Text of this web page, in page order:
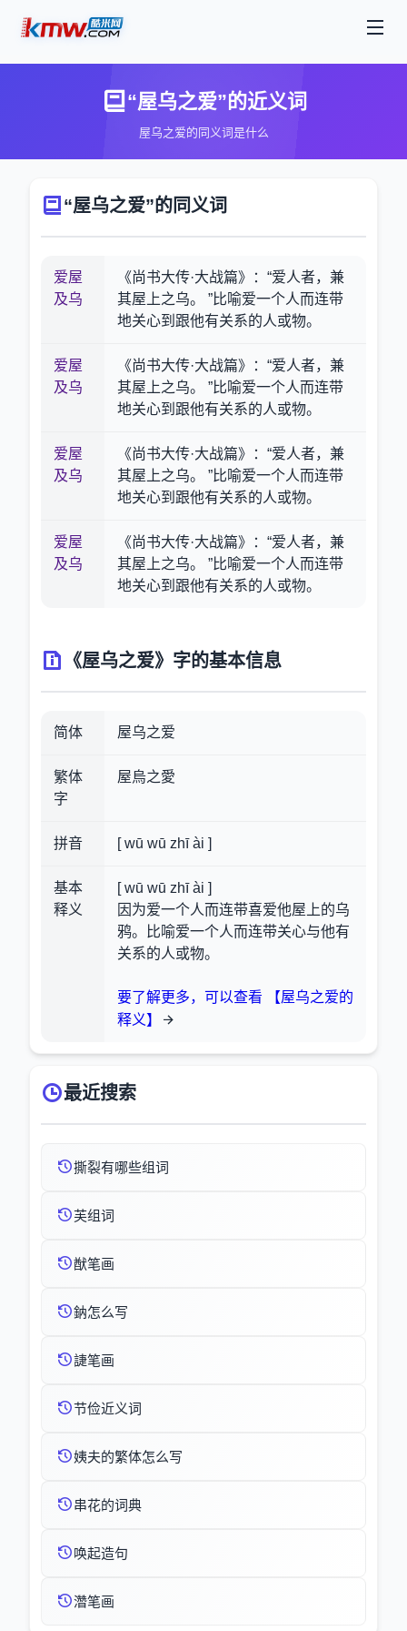
“屋乌之爱”的近义词
屋乌之爱的同义词是什么
“屋乌之爱”的同义词
爱屋
及乌
《尚书大传·大战篇》：“爱人者，兼
其屋上之乌。 ”比喻爱一个人而连带
地关心到跟他有关系的人或物。
爱屋
及乌
《尚书大传·大战篇》：“爱人者，兼
其屋上之乌。 ”比喻爱一个人而连带
地关心到跟他有关系的人或物。
爱屋
及乌
《尚书大传·大战篇》：“爱人者，兼
其屋上之乌。 ”比喻爱一个人而连带
地关心到跟他有关系的人或物。
爱屋
及乌
《尚书大传·大战篇》：“爱人者，兼
其屋上之乌。 ”比喻爱一个人而连带
地关心到跟他有关系的人或物。
《屋乌之爱》字的基本信息
简体 屋乌之爱
繁体
字
屋烏之愛
拼音 [ wū wū zhī ài ]
基本
释义
[ wū wū zhī ài ]
因为爱一个人而连带喜爱他屋上的乌
鸦。比喻爱一个人而连带关心与他有
关系的人或物。
要了解更多，可以查看 【屋乌之爱的
释义】
最近搜索
撕裂有哪些组词
芙组词
猷笔画
鈉怎么写
誱笔画
节俭近义词
姨夫的繁体怎么写
串花的词典
唤起造句
濳笔画